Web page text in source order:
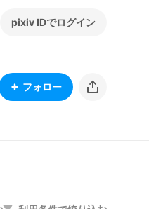
pixiv IDでログイン
フォロー